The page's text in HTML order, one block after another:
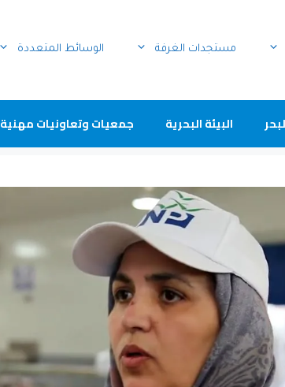
مستجدات الغرفة الوسائط المتعددة
البيئة البحرية جمعيات وتعاونيات مهنية